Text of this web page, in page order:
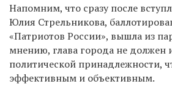
Напомним, что сразу после
Юлия Стрельникова,
«Патриотов России», вышла из
мнению, глава города не должен
политической принадлежности,
эффективным и объективным.